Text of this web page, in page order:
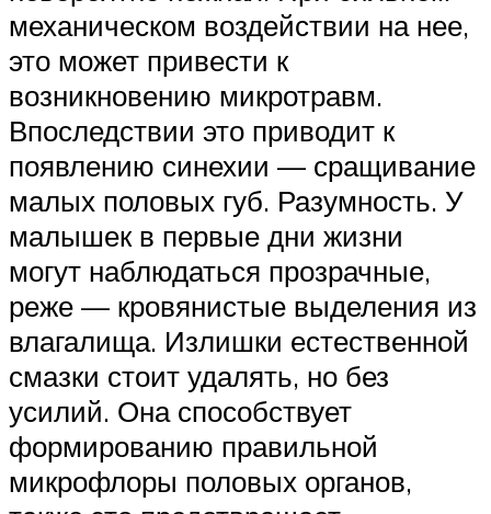
механическом воздействии на нее,
это может привести к
возникновению микротравм.
Впоследствии это приводит к
появлению синехии — сращивание
малых половых губ. Разумность. У
малышек в первые дни жизни
могут наблюдаться прозрачные,
реже — кровянистые выделения из
влагалища. Излишки естественной
смазки стоит удалять, но без
усилий. Она способствует
формированию правильной
микрофлоры половых органов,